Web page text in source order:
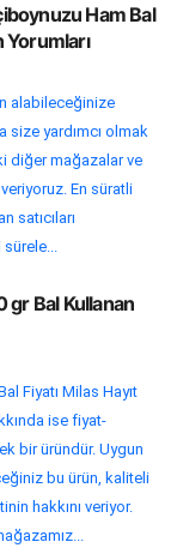
Ham Bal
Yorumları
alabileceğinize
size yardımcı olmak
diğer mağazalar ve
En süratli
satıcıları
gr Bal Kullanan
Fiyatı Milas Hayıt
ise fiyat-
bir üründür. Uygun
bu ürün, kaliteli
hakkını veriyor.